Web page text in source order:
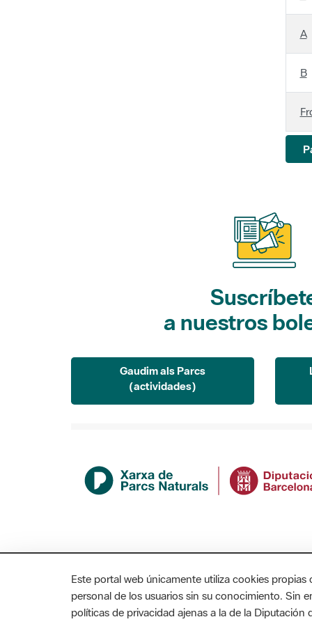
A
B
a nuestros
(actividades)
AVISO LEGAL ACCESIBILIDAD
Este portal web únicamente utiliza cookies
personal de los usuarios sin su conocimiento. Sin
políticas de privacidad ajenas a la de la